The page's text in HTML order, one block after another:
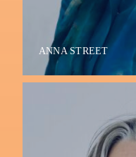
ANNA STREET